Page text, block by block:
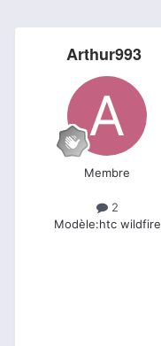
Arthur993
Membre
2
Modèle:htc wildfire